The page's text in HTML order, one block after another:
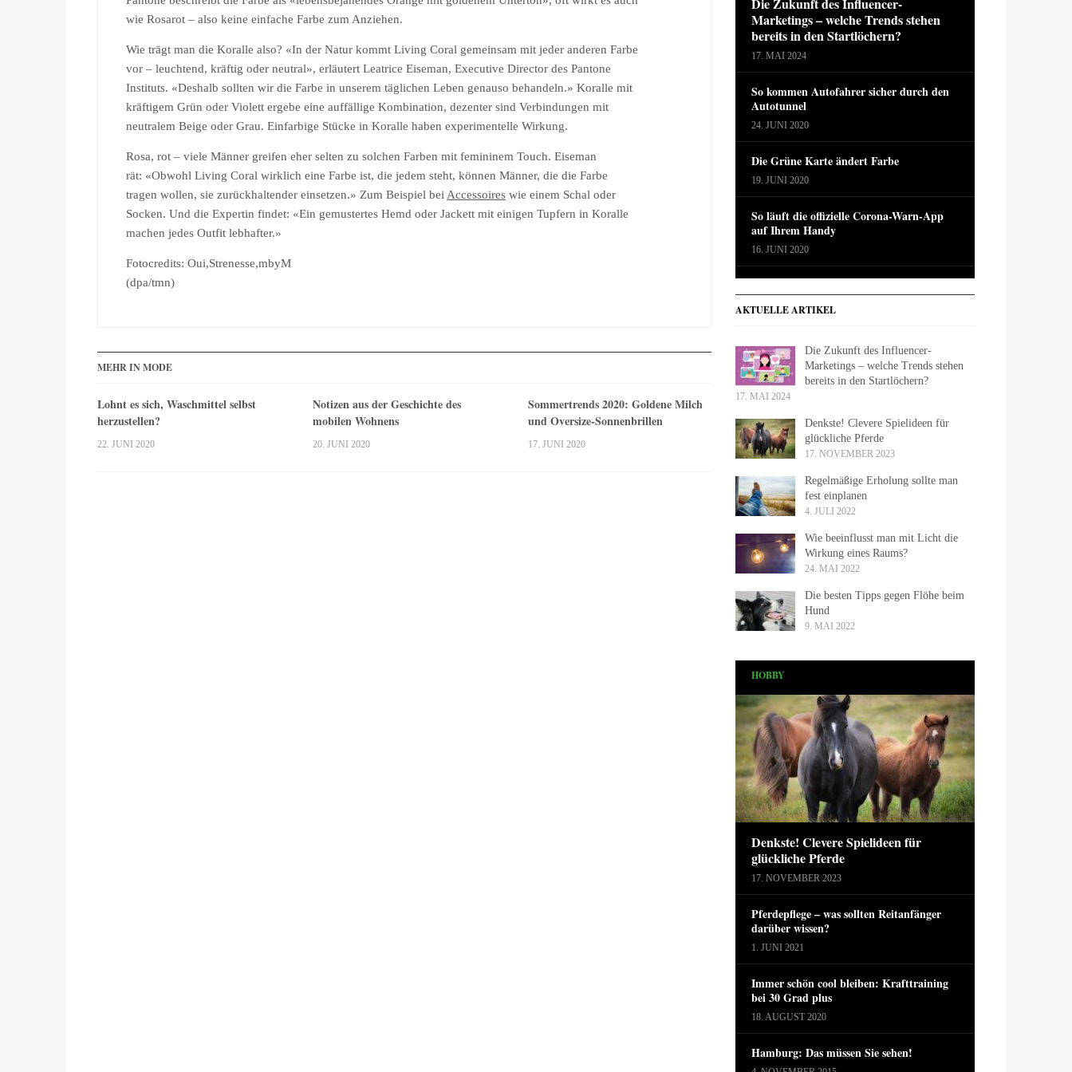
wie Rosarot – also keine einfache Farbe zum Anziehen.
Wie trägt man die Koralle also? «In der Natur kommt Living Coral gemeinsam mit jeder anderen Farbe
vor – leuchtend, kräftig oder neutral», erläutert Leatrice Eiseman, Executive Director des Pantone
Instituts. «Deshalb sollten wir die Farbe in unserem täglichen Leben genauso behandeln.» Koralle mit
kräftigem Grün oder Violett ergebe eine auffällige Kombination, dezenter sind Verbindungen mit
neutralem Beige oder Grau. Einfarbige Stücke in Koralle haben experimentelle Wirkung.
Rosa, rot – viele Männer greifen eher selten zu solchen Farben mit femininem Touch. Eiseman
rät: «Obwohl Living Coral wirklich eine Farbe ist, die jedem steht, können Männer, die die Farbe
tragen wollen, sie zurückhaltender einsetzen.» Zum Beispiel bei Accessoires wie einem Schal oder
Socken. Und die Expertin findet: «Ein gemustertes Hemd oder Jackett mit einigen Tupfern in Koralle
machen jedes Outfit lebhafter.»
Fotocredits: Oui,Strenesse,mbyM
(dpa/tmn)
MEHR IN MODE
Lohnt es sich, Waschmittel selbst
herzustellen?
22. JUNI 2020
Notizen aus der Geschichte des
mobilen Wohnens
20. JUNI 2020
Sommertrends 2020: Goldene Milch
und Oversize-Sonnenbrillen
17. JUNI 2020
Marketings – welche Trends stehen
bereits in den Startlöchern?
17. MAI 2024
So kommen Autofahrer sicher durch den
Autotunnel
24. JUNI 2020
Die Grüne Karte ändert Farbe
19. JUNI 2020
So läuft die offizielle Corona-Warn-App
auf Ihrem Handy
16. JUNI 2020
AKTUELLE ARTIKEL
Die Zukunft des Influencer-
Marketings – welche Trends stehen
bereits in den Startlöchern?
17. MAI 2024
Denkste! Clevere Spielideen für
glückliche Pferde
17. NOVEMBER 2023
Regelmäßige Erholung sollte man
fest einplanen
4. JULI 2022
Wie beeinflusst man mit Licht die
Wirkung eines Raums?
24. MAI 2022
Die besten Tipps gegen Flöhe beim
Hund
9. MAI 2022
HOBBY
Denkste! Clevere Spielideen für
glückliche Pferde
17. NOVEMBER 2023
Pferdepflege – was sollten Reitanfänger
darüber wissen?
1. JUNI 2021
Immer schön cool bleiben: Krafttraining
bei 30 Grad plus
18. AUGUST 2020
Hamburg: Das müssen Sie sehen!